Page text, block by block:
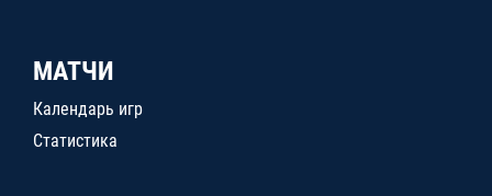
МАТЧИ
Календарь игр
Статистика